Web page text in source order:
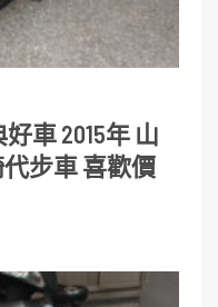
車 2015年 山
代步車 喜歡價